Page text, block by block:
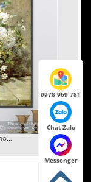
Tranh tĩnh vật hoa quả sơn dầu nghệ thuật
TẢI VỀ
0978 969 781
Chat Zalo
Messenger